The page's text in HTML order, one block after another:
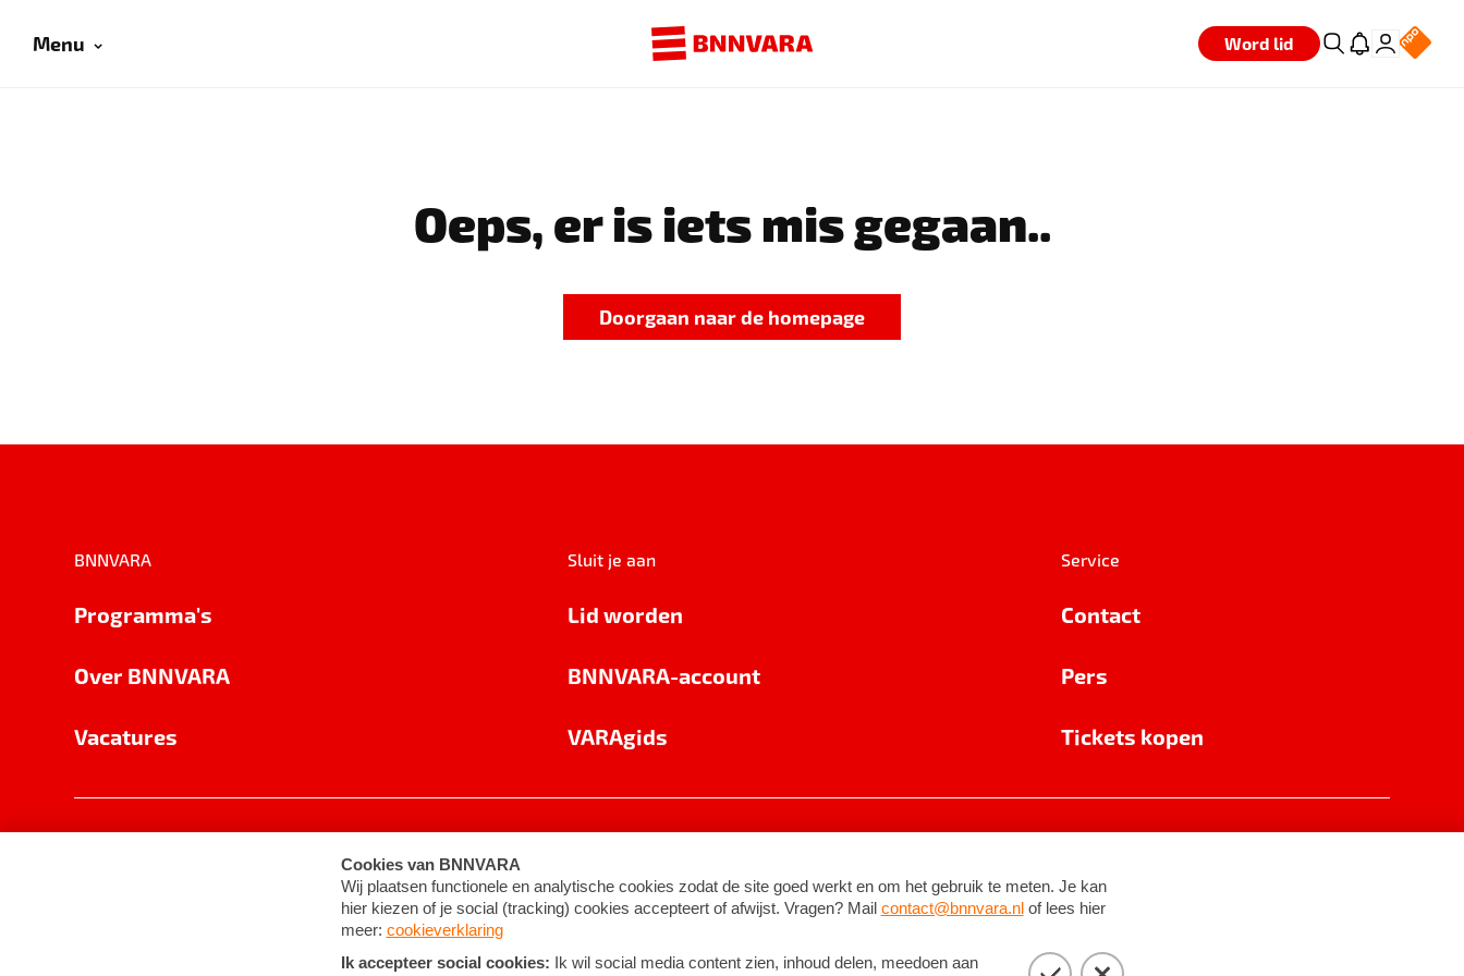
Menu Word lid
Oeps, er is iets mis gegaan..
Doorgaan naar de homepage
BNNVARA
Programma's
Over BNNVARA
Vacatures
Sluit je aan
Lid worden
BNNVARA-account
VARAgids
Service
Contact
Pers
Tickets kopen
Cookie-instellingen Algemene voorwaarden ©2026BNNVARA